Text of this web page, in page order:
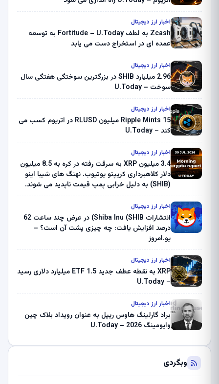
اخبار ارز دیجیتال
Zcash به لطف Fortitude – U.Today به توسعه
عمده ای در استخراج دست می یابد
اخبار ارز دیجیتال
2.96 میلیارد SHIB در بزرگترین سوختگی هفتگی سال
سوخت – U.Today
اخبار ارز دیجیتال
Ripple Mints 15 میلیون RLUSD در اتریوم کسب می
کند – U.Today
اخبار ارز دیجیتال
3.4 میلیون XRP به سرقت رفته در کره به 8.5 میلیون
دلار کلاهبرداری کریپتو یوتیوب. نهنگ های شیبا اینو
(SHIB) به دلیل خرابی پمپ قیمت ناپدید می شوند.
ثبت کرد – گزارش کریپتو صبح – U.Today
اخبار ارز دیجیتال
انتشارات Shiba Inu (SHIB) در عرض چند ساعت 62
درصد افزایش یافت: چه چیزی پشت آن است؟ –
یو.امروز
اخبار ارز دیجیتال
XRP به نقطه عطف جدید ETF 1.5 میلیارد دلاری رسید
– U.Today
اخبار ارز دیجیتال
براد گارلینگ هاوس ریپل به عنوان رویداد بلاک چین
وایومینگ 2026 – U.Today
وبگردی